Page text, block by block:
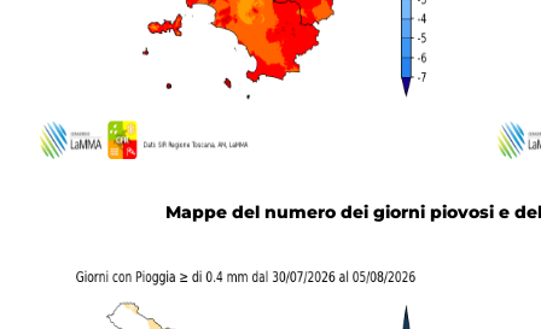
Mappe del numero dei giorni piovosi e